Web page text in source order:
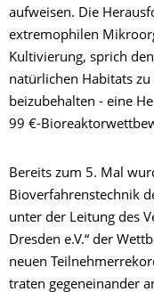
aufweisen. Die
extremophilen
Kultivierung, sprich
natürlichen Habitats
beizubehalten - eine
99 €-
Bereits zum 5. Mal
Bioverfahrenstechnik
unter der Leitung des
Dresden e.V.“ der
neuen
traten gegeneinander